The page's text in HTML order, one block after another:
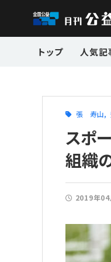
トップ 人気記
張 寿山
スポ
組織
2019年04